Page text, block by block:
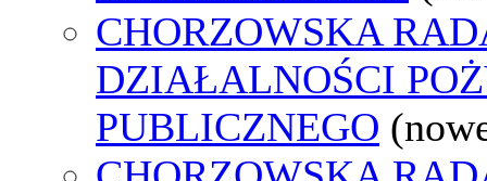
CHORZOWSKA
DZIAŁALNOŚCI
PUBLICZNEGO